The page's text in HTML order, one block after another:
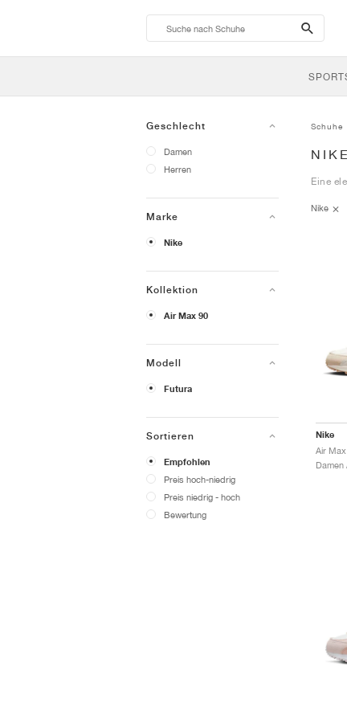
search-
btn
Geschlecht
Damen
Herren
Marke
Nike
Kollektion
Air Max 90
Modell
Futura
Sortieren
Empfohlen
Preis hoch-niedrig
Preis niedrig - hoch
Bewertung
Schuhe
Eine
Nike
Nike
Air